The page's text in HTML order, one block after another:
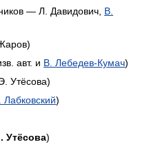
— Л. Давидович, В.
авт. и В. Лебедев-Кумач)
Утёсова)
Лабковский)
Утёсова)